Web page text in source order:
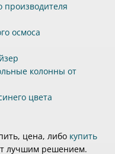
производителя
осмоса
колонны от
цвета
цена, либо купить
лучшим решением.